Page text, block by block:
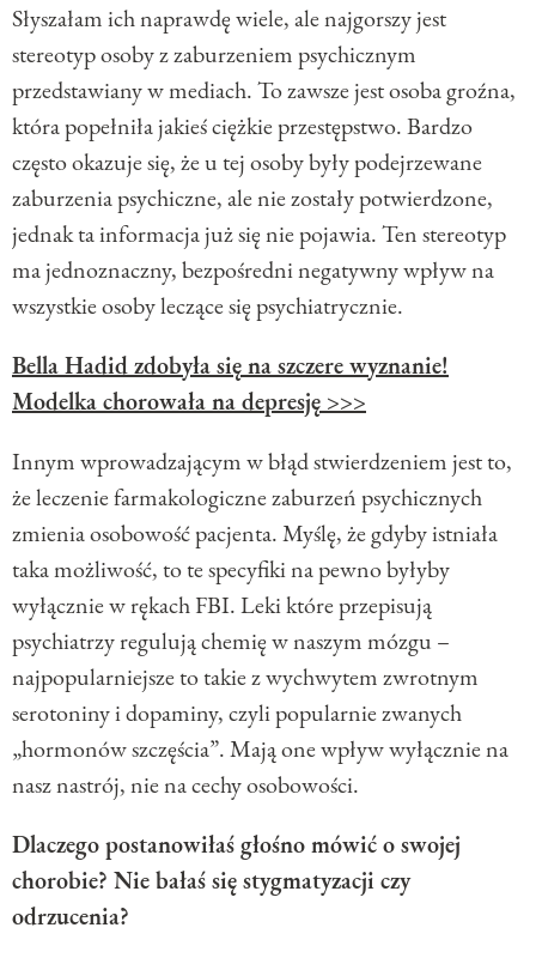
Słyszałam ich naprawdę wiele, ale najgorszy jest
stereotyp osoby z zaburzeniem psychicznym
przedstawiany w mediach. To zawsze jest osoba groźna,
która popełniła jakieś ciężkie przestępstwo. Bardzo
często okazuje się, że u tej osoby były podejrzewane
zaburzenia psychiczne, ale nie zostały potwierdzone,
jednak ta informacja już się nie pojawia. Ten stereotyp
ma jednoznaczny, bezpośredni negatywny wpływ na
wszystkie osoby leczące się psychiatrycznie.
Bella Hadid zdobyła się na szczere wyznanie!
Modelka chorowała na depresję >>>
Innym wprowadzającym w błąd stwierdzeniem jest to,
że leczenie farmakologiczne zaburzeń psychicznych
zmienia osobowość pacjenta. Myślę, że gdyby istniała
taka możliwość, to te specyfiki na pewno byłyby
wyłącznie w rękach FBI. Leki które przepisują
psychiatrzy regulują chemię w naszym mózgu –
najpopularniejsze to takie z wychwytem zwrotnym
serotoniny i dopaminy, czyli popularnie zwanych
„hormonów szczęścia”. Mają one wpływ wyłącznie na
nasz nastrój, nie na cechy osobowości.
Dlaczego postanowiłaś głośno mówić o swojej
chorobie? Nie bałaś się stygmatyzacji czy
odrzucenia?